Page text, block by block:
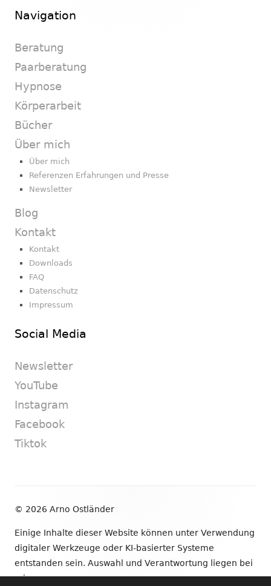
Navigation
Beratung
Paarberatung
Hypnose
Körperarbeit
Bücher
Über mich
Über mich
Referenzen Erfahrungen und Presse
Newsletter
Blog
Kontakt
Kontakt
Downloads
FAQ
Datenschutz
Impressum
Social Media
Newsletter
YouTube
Instagram
Facebook
Tiktok
© 2026 Arno Ostländer
Einige Inhalte dieser Website können unter Verwendung
digitaler Werkzeuge oder KI-basierter Systeme
entstanden sein. Auswahl und Verantwortung liegen bei
mir.